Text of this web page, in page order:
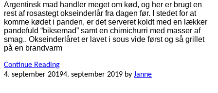
Argentinsk mad handler meget om kød, og her er brugt en
rest af rosastegt okseinderlår fra dagen før. I stedet for at
komme kødet i panden, er det serveret koldt med en lækker
pandefuld “biksemad” samt en chimichurri med masser af
smag.. Okseinderlåret er lavet i sous vide først og så grillet
på en brandvarm
Continue Reading
4. september 20194. september 2019 by Janne